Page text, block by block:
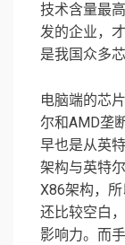
技术含量最
发的企业，
是我国众多
电脑端的芯
尔和AMD垄
早也是从英
架构与英特
X86架构，
还比较空白
影响力。而